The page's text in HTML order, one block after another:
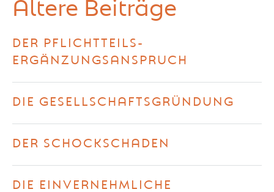
Ältere Beiträge
DER PFLICHTTEILS-
ERGÄNZUNGSANSPRUCH
DIE GESELLSCHAFTSGRÜNDUNG
DER SCHOCKSCHADEN
DIE EINVERNEHMLICHE